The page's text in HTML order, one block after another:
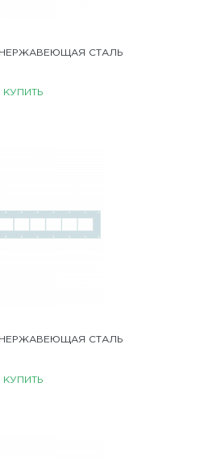
НЕРЖАВЕЮЩАЯ СТАЛЬ
КУПИТЬ
НЕРЖАВЕЮЩАЯ СТАЛЬ
КУПИТЬ